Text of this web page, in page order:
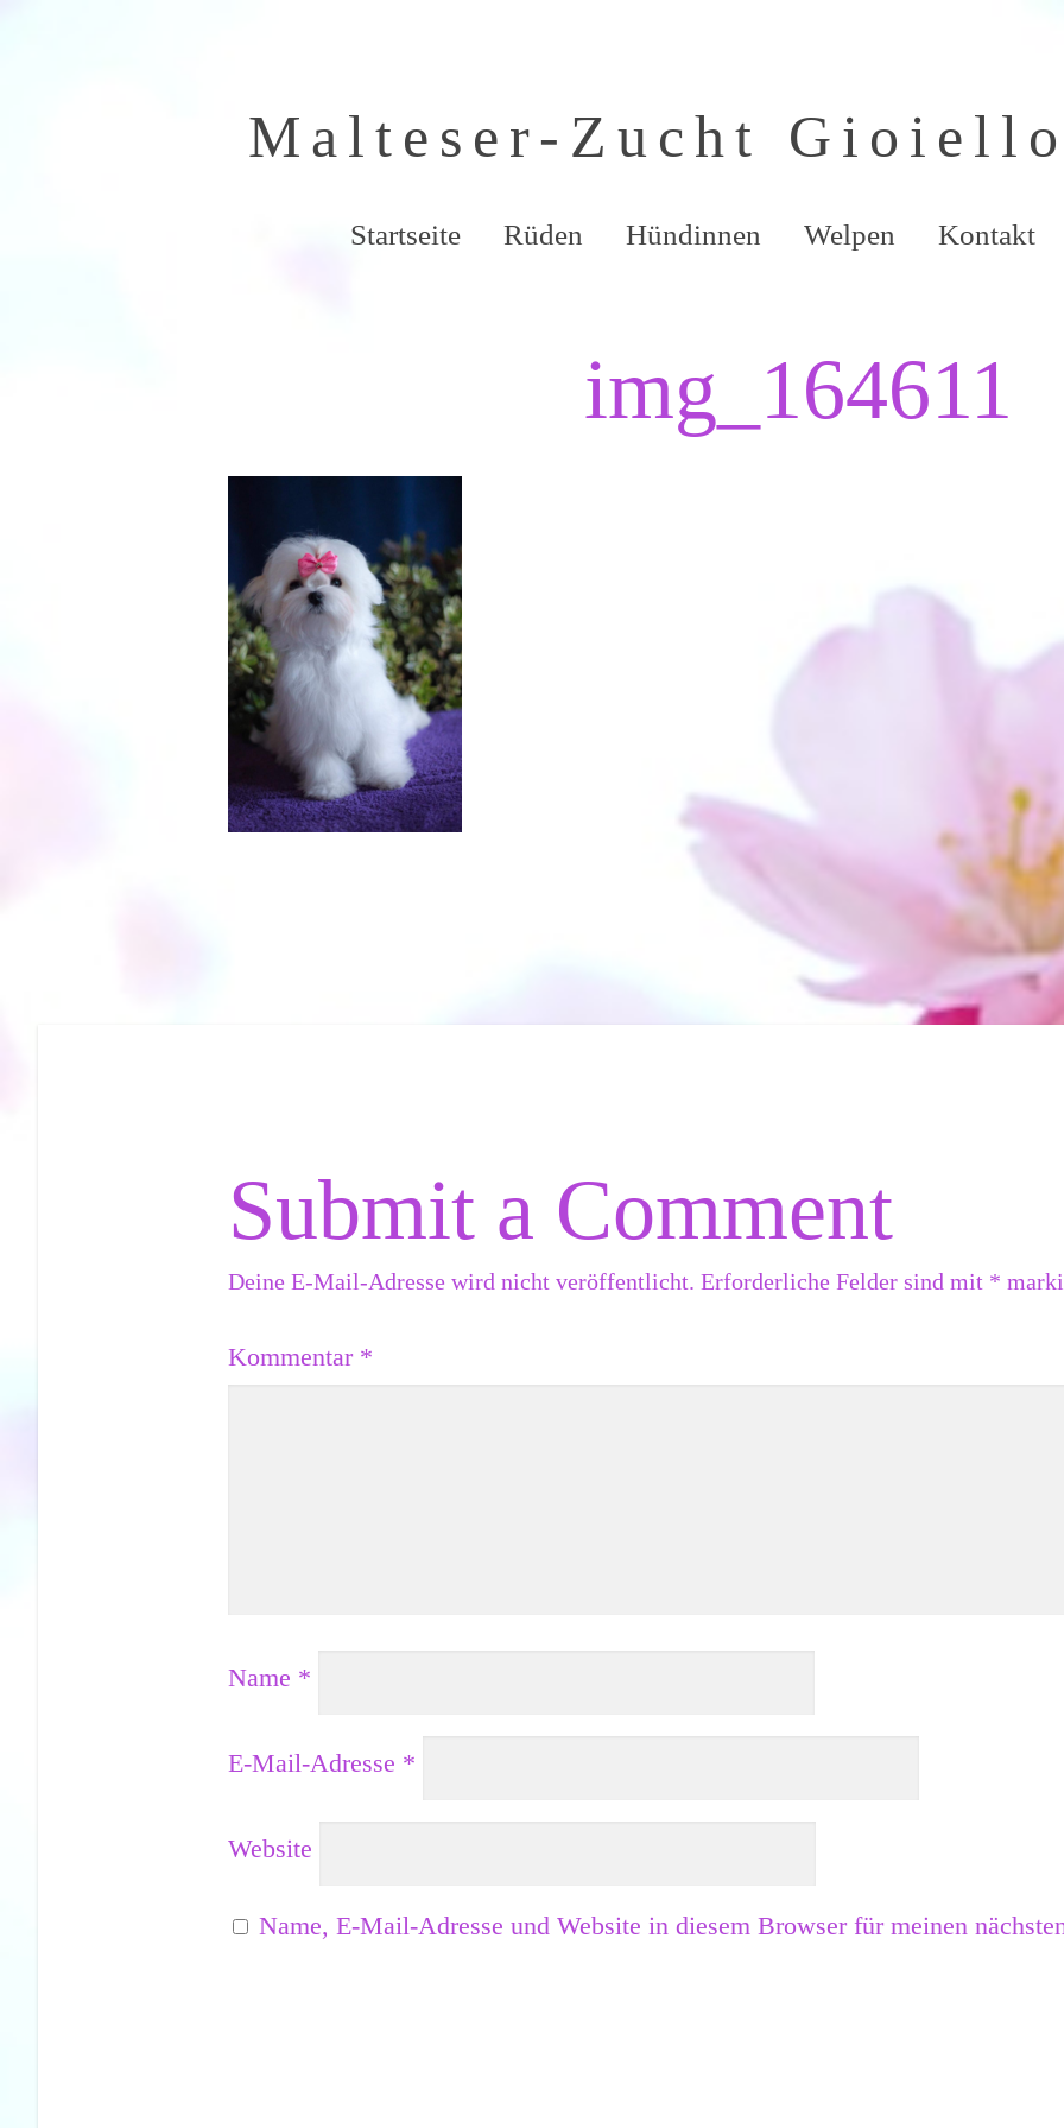
Malteser-Zucht
Startseite Rüden Hündinnen Welpen Kontakt
img_164611
Submit a Comment
Deine E-Mail-Adresse wird nicht veröffentlicht. Erforderliche Felder sind mit *
Kommentar *
Name *
E-Mail-Adresse *
Website
Name, E-Mail-Adresse und Website in diesem Browser für meinen